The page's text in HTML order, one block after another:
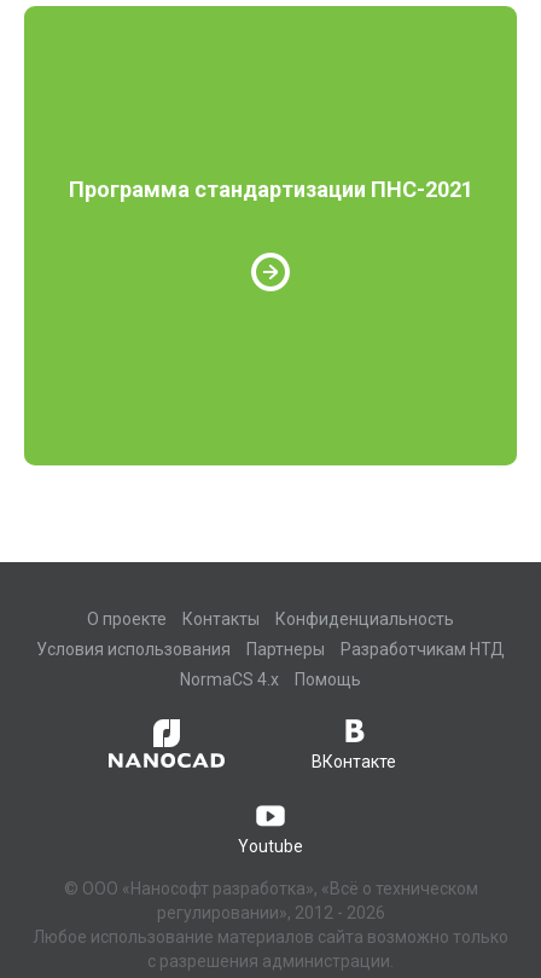
Программа стандартизации ПНС-2021
О проекте Контакты
Конфиденциальность
Условия использования
Партнеры
Разработчикам НТД
NormaCS 4.x
Помощь
ВКонтакте
Youtube
© ООО «Нанософт разработка», «Всё о техническом
регулировании», 2012 - 2026
Любое использование материалов сайта возможно только
с разрешения администрации.